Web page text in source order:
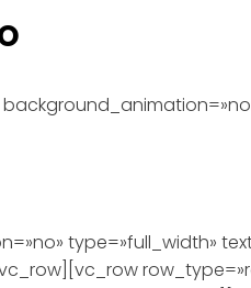
type=»full_width»